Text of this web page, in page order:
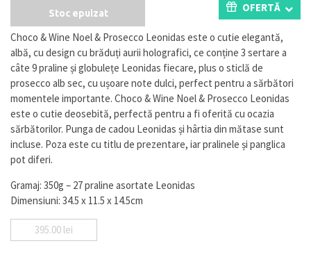
5
pe
a
evaluări
la
clienți
Stoc epuizat OFERTĂ
Choco & Wine Noel & Prosecco Leonidas este o cutie elegantă,
albă, cu design cu brăduți aurii holografici, ce conține 3 sertare a
câte 9 praline și globulețe Leonidas fiecare, plus o sticlă de
prosecco alb sec, cu ușoare note dulci, perfect pentru a sărbători
momentele importante. Choco & Wine Noel & Prosecco Leonidas
este o cutie deosebită, perfectă pentru a fi oferită cu ocazia
sărbătorilor. Punga de cadou Leonidas și hârtia din mătase sunt
incluse. Poza este cu titlu de prezentare, iar pralinele și panglica
pot diferi.
Gramaj: 350g – 27 praline asortate Leonidas
Dimensiuni: 34.5 x 11.5 x 14.5cm
395.00 lei